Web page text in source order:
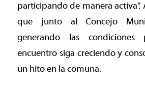
participando de manera activa”.
que junto al Concejo
generando las
encuentro siga creciendo y
un hito en la comuna.